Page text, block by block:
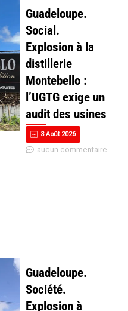
Guadeloupe.
Social.
Explosion à la
distillerie
Montebello :
l’UGTG exige un
audit des usines
3 Août 2026
aucun commentaire
Guadeloupe.
Société.
Explosion à